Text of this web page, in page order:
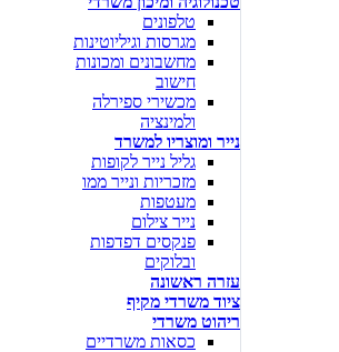
טלפונים
מגרסות וגיליוטינות
מחשבונים ומכונות
חישוב
מכשירי ספירלה
ולמינציה
נייר ומוצריו למשרד
גליל נייר לקופות
מזכריות ונייר ממו
מעטפות
נייר צילום
פנקסים דפדפות
ובלוקים
עזרה ראשונה
ציוד משרדי מקיף
ריהוט משרדי
כסאות משרדיים